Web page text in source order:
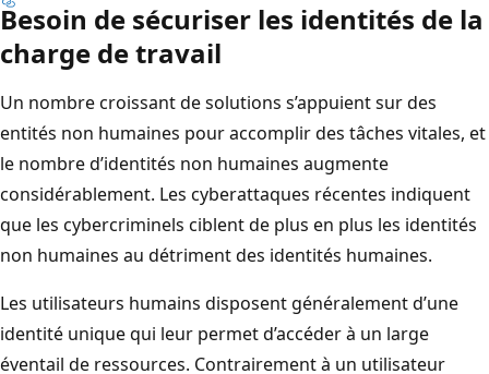
Besoin de sécuriser les identités de la
charge de travail
Un nombre croissant de solutions s’appuient sur des
entités non humaines pour accomplir des tâches vitales, et
le nombre d’identités non humaines augmente
considérablement. Les cyberattaques récentes indiquent
que les cybercriminels ciblent de plus en plus les identités
non humaines au détriment des identités humaines.
Les utilisateurs humains disposent généralement d’une
identité unique qui leur permet d’accéder à un large
éventail de ressources. Contrairement à un utilisateur